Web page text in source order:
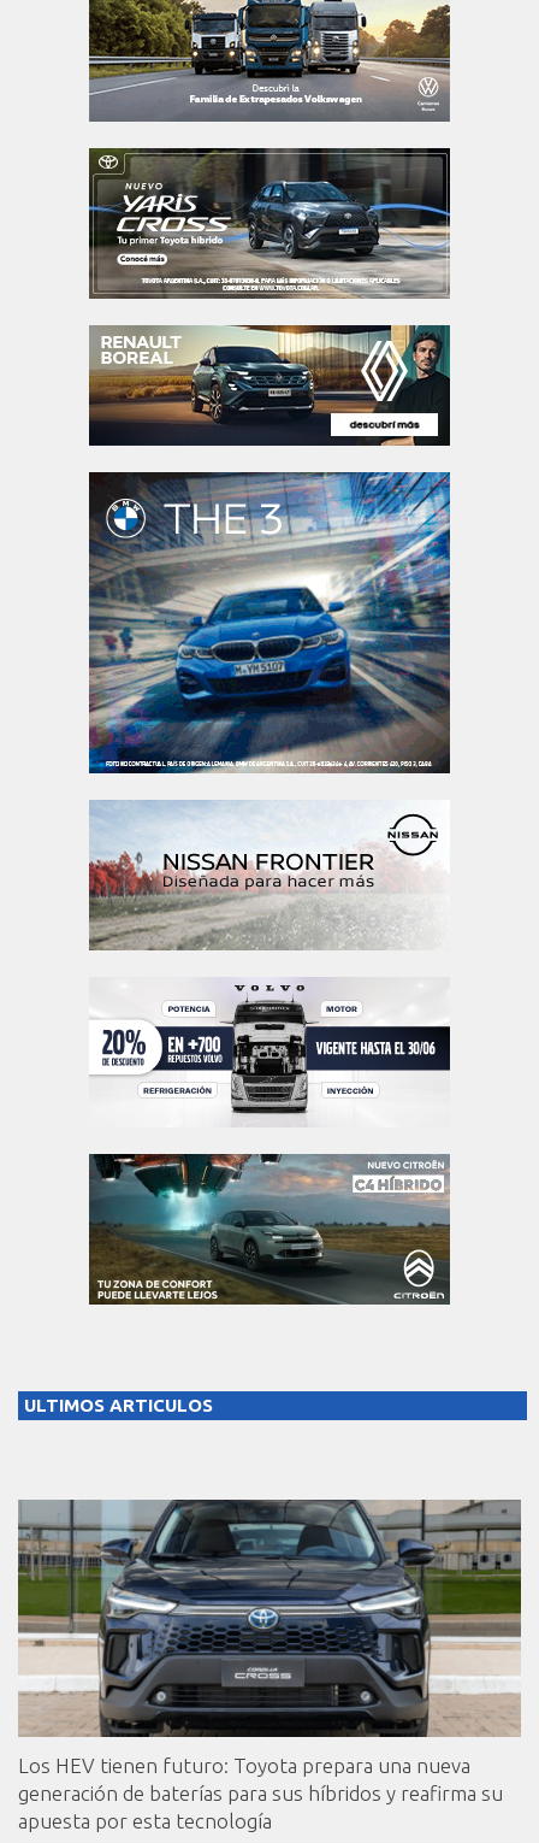
ULTIMOS ARTICULOS
Los HEV tienen futuro: Toyota prepara una nueva
generación de baterías para sus híbridos y reafirma su
apuesta por esta tecnología